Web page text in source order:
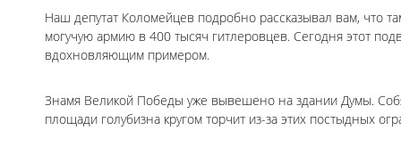
Наш депутат Коломейцев подробно рассказывал вам, что
могучую армию в 400 тысяч гитлеровцев. Сегодня этот
вдохновляющим примером.
Знамя Великой Победы уже вывешено на здании Думы.
площади голубизна кругом торчит из-за этих постыдных